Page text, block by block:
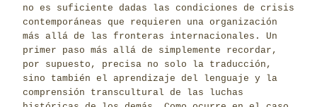
no es suficiente dadas las condiciones de crisis
contemporáneas que requieren una organización
más allá de las fronteras internacionales. Un
primer paso más allá de simplemente recordar,
por supuesto, precisa no solo la traducción,
sino también el aprendizaje del lenguaje y la
comprensión transcultural de las luchas